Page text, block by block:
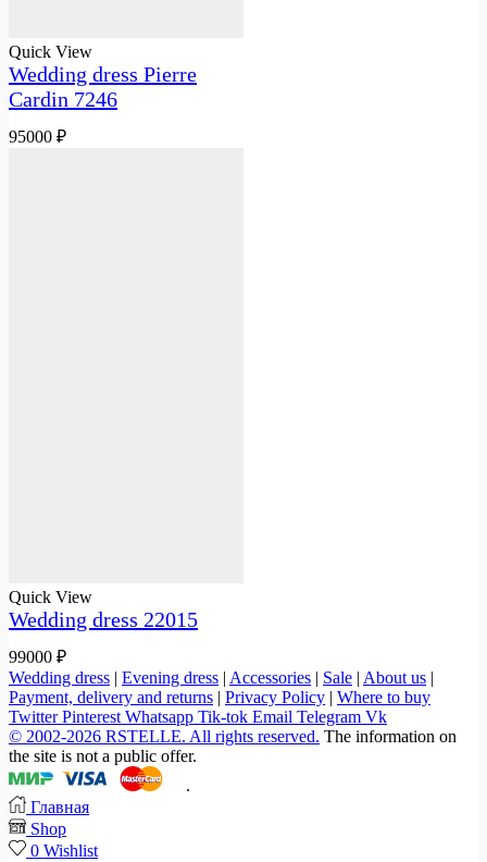
Quick View
Wedding dress Pierre
Cardin 7246
95000 ₽
Quick View
Wedding dress 22015
99000 ₽
Wedding dress | Evening dress | Accessories | Sale | About us |
Payment, delivery and returns | Privacy Policy | Where to buy
Twitter Pinterest Whatsapp Tik-tok Email Telegram Vk
© 2002-2026 RSTELLE. All rights reserved. The information on
the site is not a public offer.
.
Главная
Shop
0 Wishlist